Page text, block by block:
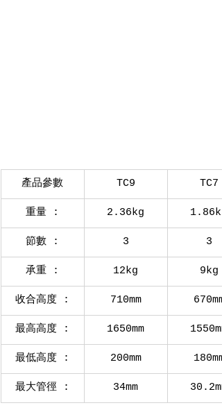
產品參數 TC9 TC7
重量 : 2.36kg 1.86kg
節數 : 3 3
承重 : 12kg 9kg
收合高度 : 710mm 670mm
最高高度 : 1650mm 1550mm
最低高度 : 200mm 180mm
最大管徑 : 34mm 30.2mm